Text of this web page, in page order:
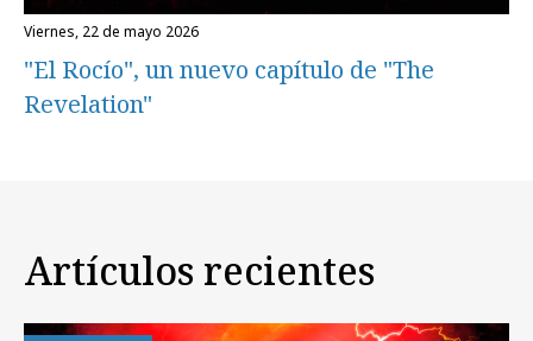
viernes, 22 de mayo 2026
"El Rocío", un nuevo capítulo de "The
Revelation"
Artículos recientes